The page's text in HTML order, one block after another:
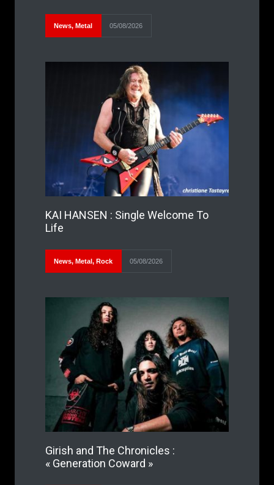
News, Metal 05/08/2026
KAI HANSEN : Single Welcome To
Life
News, Metal, Rock 05/08/2026
Girish and The Chronicles :
« Generation Coward »